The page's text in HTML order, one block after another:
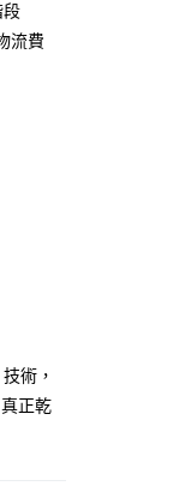
簡單
後
超商
請聯
段
流費
術，
正乾